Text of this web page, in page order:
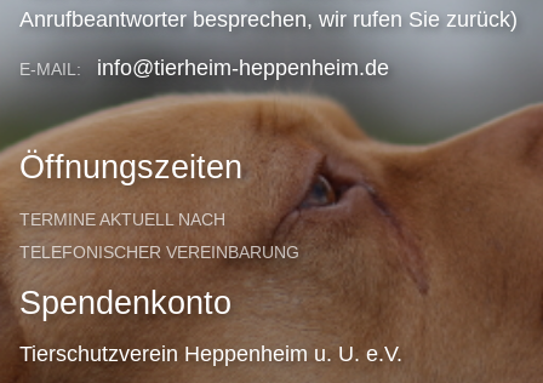
Anrufbeantworter besprechen, wir rufen Sie zurück)
E-MAIL: info@tierheim-heppenheim.de
Öffnungszeiten
TERMINE AKTUELL NACH
TELEFONISCHER VEREINBARUNG
Spendenkonto
Tierschutzverein Heppenheim u. U. e.V.